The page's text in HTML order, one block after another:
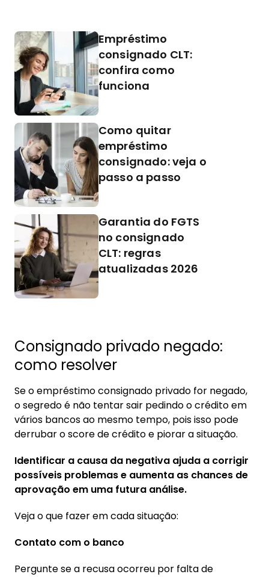
Empréstimo
consignado CLT:
confira como
funciona
Como quitar
empréstimo
consignado: veja o
passo a passo
Garantia do FGTS
no consignado
CLT: regras
atualizadas 2026
Consignado privado negado:
como resolver
Se o empréstimo consignado privado for negado,
o segredo é não tentar sair pedindo o crédito em
vários bancos ao mesmo tempo, pois isso pode
derrubar o score de crédito e piorar a situação.
Identificar a causa da negativa ajuda a corrigir
possíveis problemas e aumenta as chances de
aprovação em uma futura análise.
Veja o que fazer em cada situação:
Contato com o banco
Pergunte se a recusa ocorreu por falta de